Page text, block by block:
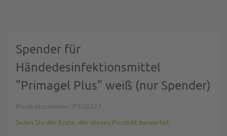
Spender für
Händedesinfektionsmittel
"Primagel Plus" weiß (nur Spender)
Produktnummer P2G8227
Seien Sie der Erste, der dieses Produkt bewertet